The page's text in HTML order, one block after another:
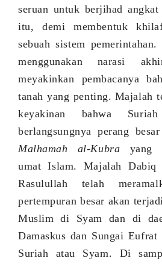
seruan untuk berjihad
itu, demi membentuk
sebuah sistem
menggunakan
narasi
meyakinkan pembacanya
tanah yang penting. Majalah
keyakinan bahwa
berlangsungnyaperang
Malhamah al-Kubra yang
umat Islam. Majalah Dabiq
Rasulullah telah
pertempuran besar akan
Muslim di Syam dan di
Damaskus dan Sungai Eufrat
Suriah atau Syam. Di